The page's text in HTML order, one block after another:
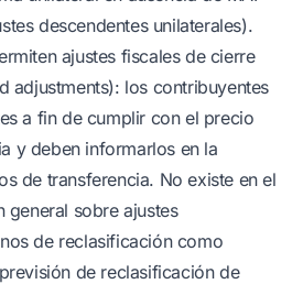
descendentes unilaterales).
ajustes fiscales de cierre
adjustments): los contribuyentes
a fin de cumplir con el precio
y deben informarlos en la
de transferencia. No existe en el
general sobre ajustes
de reclasificación como
de reclasificación de